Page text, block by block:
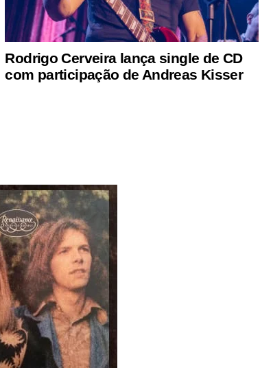
Rodrigo Cerveira lança single de CD
com participação de Andreas Kisser